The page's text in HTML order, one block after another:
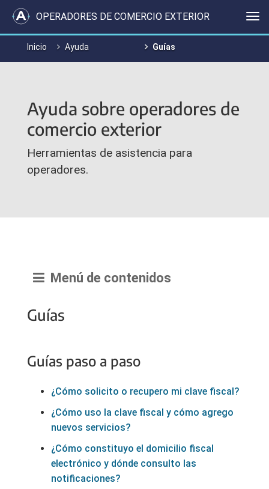
OPERADORES DE COMERCIO EXTERIOR
Inicio Ayuda Guías
Ayuda sobre operadores de
comercio exterior
Herramientas de asistencia para
operadores.
Menú de contenidos
Guías
Guías paso a paso
¿Cómo solicito o recupero mi clave fiscal?
¿Cómo uso la clave fiscal y cómo agrego
nuevos servicios?
¿Cómo constituyo el domicilio fiscal
electrónico y dónde consulto las
notificaciones?